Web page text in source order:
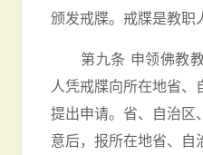
颁发戒牒。戒牒是教职
第九条 申领佛教教
人凭戒牒向所在地省、
提出申请。省、自治区
意后，报所在地省、自